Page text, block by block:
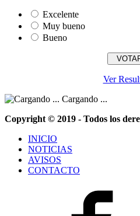
Excelente
Muy bueno
Bueno
Ver
Cargando ...
Copyright © 2019 - Todos los
INICIO
NOTICIAS
AVISOS
CONTACTO